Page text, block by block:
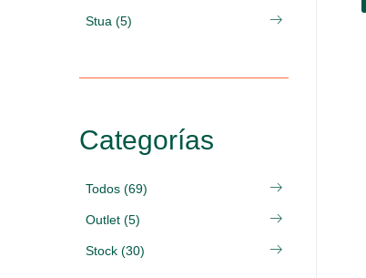
Stua (5)
Categorías
Todos (69)
Outlet (5)
Stock (30)